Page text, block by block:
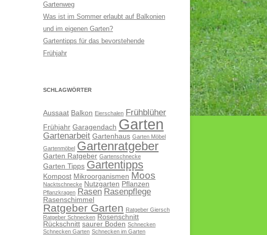
Gartenweg
Was ist im Sommer erlaubt auf Balkonien
und im eigenen Garten?
Gartentipps für das bevorstehende
Frühjahr
SCHLAGWÖRTER
Aussaat Balkon Eierschalen Frühblüher
Frühjahr Garagendach Garten
Gartenarbeit Gartenhaus Garten Möbel
Gartenmöbel Gartenratgeber
Garten Ratgeber Gartenschnecke
Garten Tipps Gartentipps
Kompost Mikroorganismen Moos
Nacktschnecke Nutzgarten Pflanzen
Pflanzkragen Rasen Rasenpflege
Rasenschimmel
Ratgeber Garten Ratgeber Giersch
Ratgeber Schnecken Rosenschnitt
Rückschnitt saurer Boden Schnecken
Schnecken Garten Schnecken im Garten